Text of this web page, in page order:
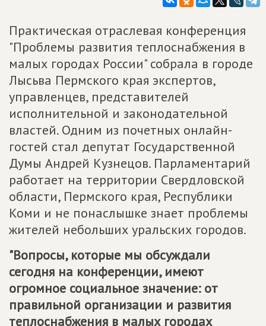
Практическая отраслевая конференция
"Проблемы развития теплоснабжения в
малых городах России" собрала в городе
Лысьва Пермского края экспертов,
управленцев, представителей
исполнительной и законодательной
властей. Одним из почетных онлайн-
гостей стал депутат Государственной
Думы Андрей Кузнецов. Парламентарий
работает на территории Свердловской
области, Пермского края, Республики
Коми и не понаслышке знает проблемы
жителей небольших уральских городов.
"Вопросы, которые мы обсуждали
сегодня на конференции, имеют
огромное социальное значение: от
правильной организации и развития
теплоснабжения в малых городах